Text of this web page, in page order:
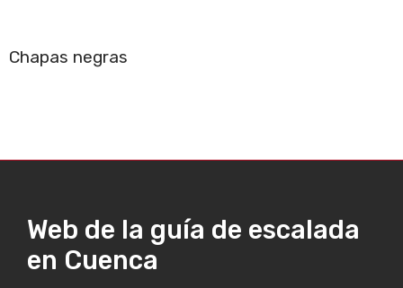
Chapas negras
Web de la guía de escalada
en Cuenca